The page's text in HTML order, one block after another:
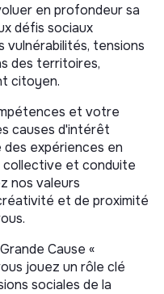
en profondeur sa
défis sociaux
vulnérabilités, tensions
des territoires,
citoyen.
et votre
causes d'intérêt
des expériences en
collective et conduite
nos valeurs
et de proximité
Cause «
jouez un rôle clé
sociales de la